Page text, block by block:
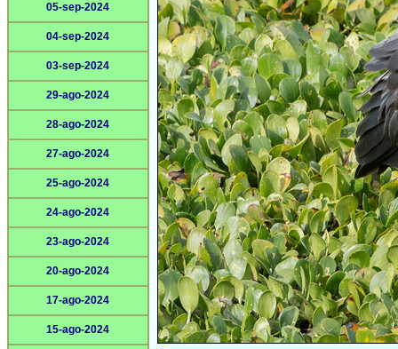
05-sep-2024
04-sep-2024
03-sep-2024
29-ago-2024
28-ago-2024
27-ago-2024
25-ago-2024
24-ago-2024
23-ago-2024
20-ago-2024
17-ago-2024
15-ago-2024